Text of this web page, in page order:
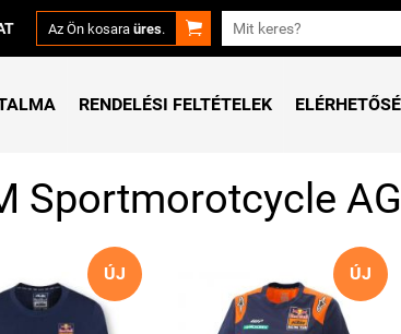
Az Ön kosara üres. 
RENDELÉSI FELTÉTELEK
Sportmorotcycle AG
ÚJ ÚJ